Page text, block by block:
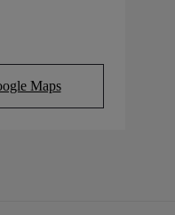
Maps
new tab)